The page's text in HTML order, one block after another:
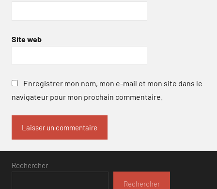
Site web
Enregistrer mon nom, mon e-mail et mon site dans le
navigateur pour mon prochain commentaire.
Rechercher
Rechercher